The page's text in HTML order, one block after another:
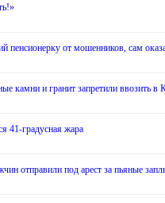
пенсионерку от мошенников, сам
камни и гранит запретили ввозить в
41-градусная жара
отправили под арест за пьяные